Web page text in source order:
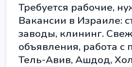
Требуется рабочие,
Вакансии в Израиле:
заводы, клининг.
объявления, работа с
Тель-Авив, Ашдод,